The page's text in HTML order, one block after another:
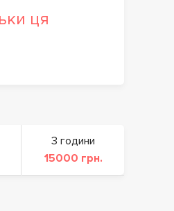
ця
3 години
15000 грн.